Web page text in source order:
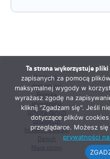
Deklaracja
dostępności
Polityka
prywatności
Ochrona danych
osobowych
Inspektor Ochrony
Danych
Mapa strony
Ta strona wykorzystuje pliki
zapisanych za pomocą
maksymalnej wygody w
wyrażasz zgodę na
kliknij "Zgadzam się". Jeśli
dotyczące plików
przeglądarce. Możesz
prywatności